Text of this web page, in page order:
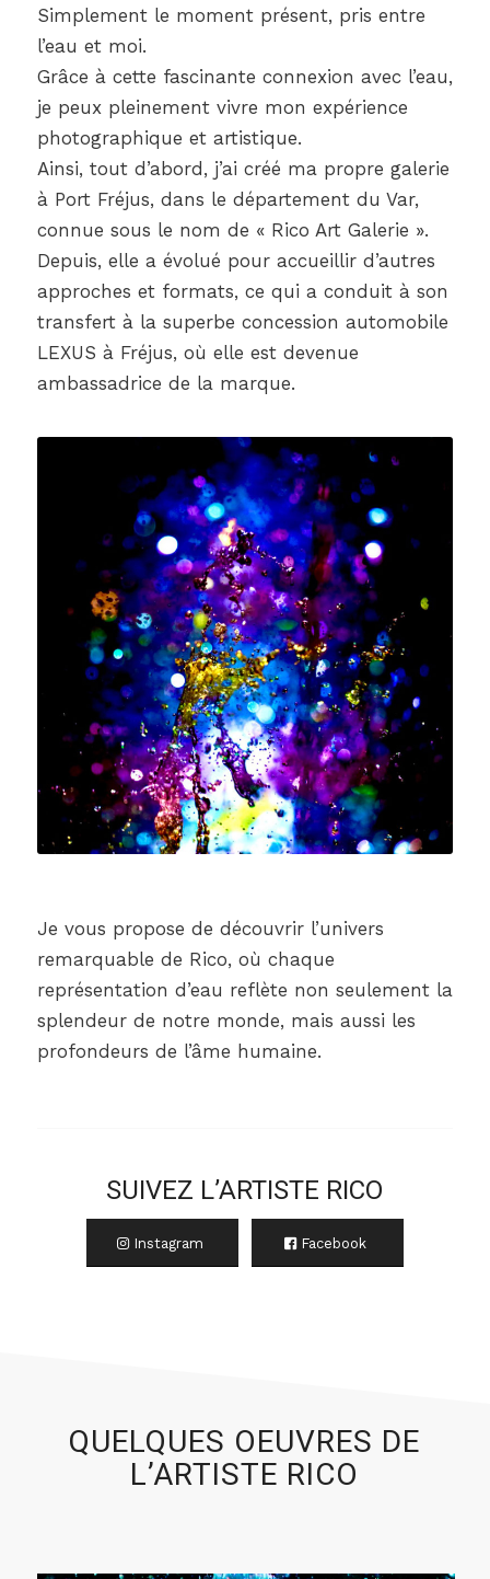
Simplement le moment présent, pris entre
l’eau et moi.
Grâce à cette fascinante connexion avec l’eau,
je peux pleinement vivre mon expérience
photographique et artistique.
Ainsi, tout d’abord, j’ai créé ma propre galerie
à Port Fréjus, dans le département du Var,
connue sous le nom de « Rico Art Galerie ».
Depuis, elle a évolué pour accueillir d’autres
approches et formats, ce qui a conduit à son
transfert à la superbe concession automobile
LEXUS à Fréjus, où elle est devenue
ambassadrice de la marque.
Je vous propose de découvrir l’univers
remarquable de Rico, où chaque
représentation d’eau reflète non seulement la
splendeur de notre monde, mais aussi les
profondeurs de l’âme humaine.
SUIVEZ L’ARTISTE RICO
Instagram Facebook
QUELQUES OEUVRES DE
L’ARTISTE RICO